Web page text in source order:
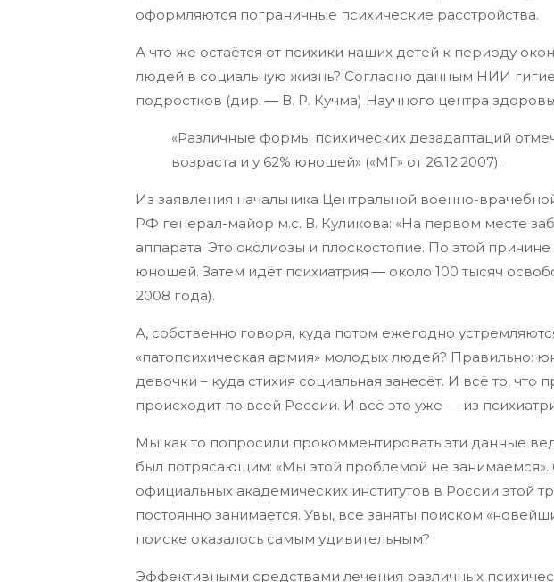
оформляются пограничные психические расстройства.
А что же остаётся от психики наших детей к периоду
людей в социальную жизнь? Согласно данным НИИ
подростков (дир. ― В. Р. Кучма) Научного центра
«Различные формы психических дезадаптаций
возраста и у 62% юношей» («МГ» от 26.12.2007).
Из заявления начальника Центральной военно-
РФ генерал-майор м.с. В. Куликова: «На первом месте
аппарата. Это сколиозы и плоскостопие. По этой
юношей. Затем идёт психиатрия ― около 100 тысяч
2008 года).
А, собственно говоря, куда потом ежегодно
«патопсихическая армия» молодых людей? Правильно:
девочки – куда стихия социальная занесёт. И всё то, что
происходит по всей России. И всё это уже ― из
Мы как то попросили прокомментировать эти данные
был потрясающим: «Мы этой проблемой не занимаемся».
официальных академических институтов в России этой
постоянно занимается. Увы, все заняты поиском
поиске оказалось самым удивительным?
Эффективными средствами лечения различных